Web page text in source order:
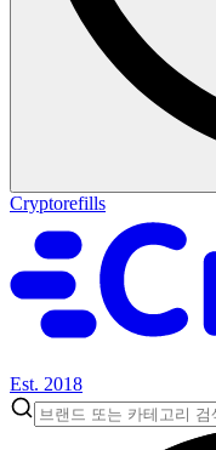
Cryptorefills
Est. 2018